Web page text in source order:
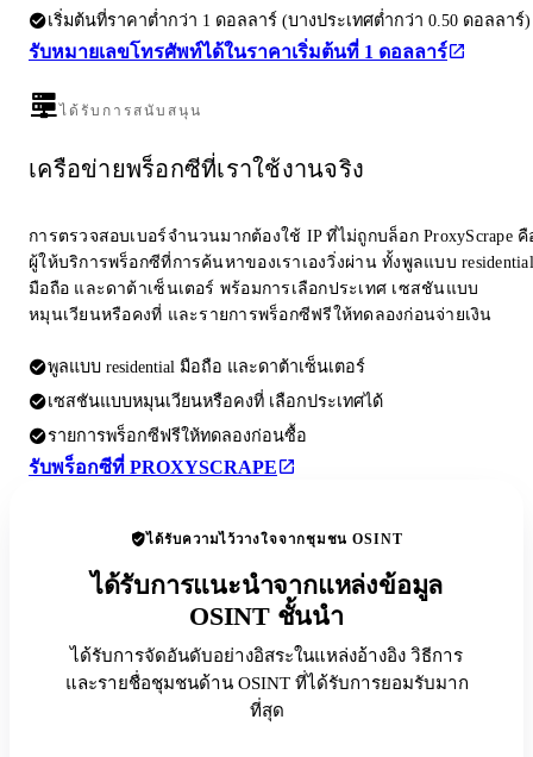
เริ่มต้นที่ราคาต่ำกว่า 1 ดอลลาร์ (บางประเทศต่ำกว่า 0.50 ดอลลาร์)
รับหมายเลขโทรศัพท์ได้ในราคาเริ่มต้นที่ 1 ดอลลาร์
ได้รับการสนับสนุน
เครือข่ายพร็อกซีที่เราใช้งานจริง
การตรวจสอบเบอร์จำนวนมากต้องใช้ IP ที่ไม่ถูกบล็อก ProxyScrape คื
ผู้ให้บริการพร็อกซีที่การค้นหาของเราเองวิ่งผ่าน ทั้งพูลแบบ residential
มือถือ และดาต้าเซ็นเตอร์ พร้อมการเลือกประเทศ เซสชันแบบ
หมุนเวียนหรือคงที่ และรายการพร็อกซีฟรีให้ทดลองก่อนจ่ายเงิน
พูลแบบ residential มือถือ และดาต้าเซ็นเตอร์
เซสชันแบบหมุนเวียนหรือคงที่ เลือกประเทศได้
รายการพร็อกซีฟรีให้ทดลองก่อนซื้อ
รับพร็อกซีที่ PROXYSCRAPE
ได้รับความไว้วางใจจากชุมชน OSINT
ได้รับการแนะนำจากแหล่งข้อมูล
OSINT ชั้นนำ
ได้รับการจัดอันดับอย่างอิสระในแหล่งอ้างอิง วิธีการ
และรายชื่อชุมชนด้าน OSINT ที่ได้รับการยอมรับมาก
ที่สุด